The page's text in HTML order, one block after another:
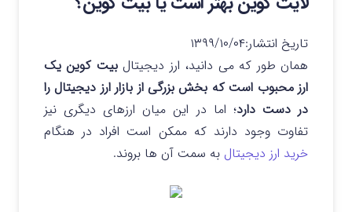
تاریخ انتشار:۱۳۹۹/۱۰/۰۴
همان طور که می دانید، ارز دیجیتال بیت کوین یک
ارز محبوب است که بخش بزرگی از بازار ارز دیجیتال را
در دست دارد؛ اما در این میان ارزهای دیگری نیز
تفاوت وجود دارند که ممکن است افراد در هنگام
خرید ارز دیجیتال به سمت آن ها بروند.